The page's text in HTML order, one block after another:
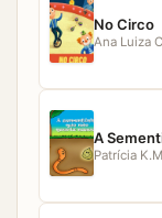
nossa equipe
No Circo
Ana Luiza
A
Patrícia